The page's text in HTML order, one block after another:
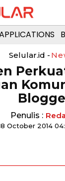
Selular.id -
Penulis :
October 2014